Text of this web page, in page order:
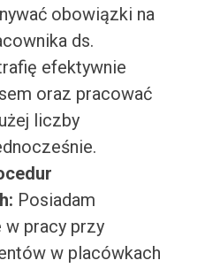
obowiązki na
ds.
efektywnie
oraz pracować
liczby
Posiadam
pracy przy
w placówkach